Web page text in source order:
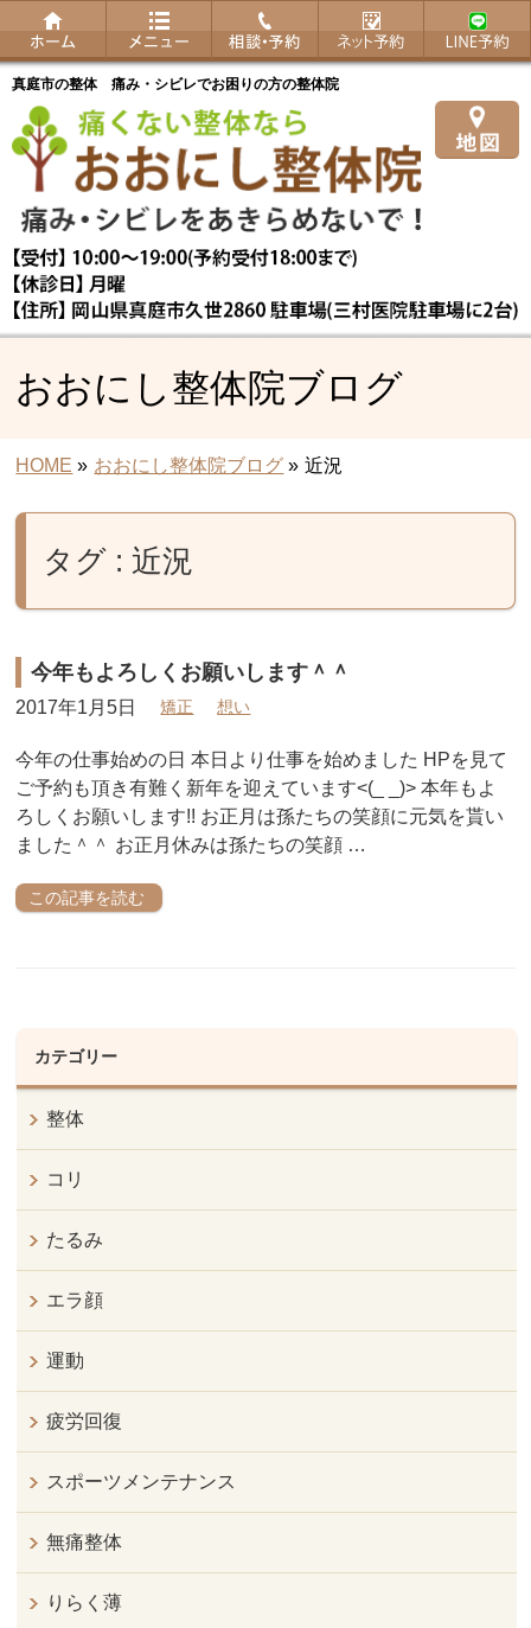
真庭市の整体 痛み・シビレでお困りの方の整体院
おおにし整体院ブログ
HOME » おおにし整体院ブログ » 近況
タグ : 近況
今年もよろしくお願いします＾＾
2017年1月5日 矯正 想い
今年の仕事始めの日 本日より仕事を始めました HPを見て
ご予約も頂き有難く新年を迎えています<(_ _)> 本年もよ
ろしくお願いします!! お正月は孫たちの笑顔に元気を貰い
ました＾＾ お正月休みは孫たちの笑顔 …
この記事を読む
カテゴリー
整体
コリ
たるみ
エラ顔
運動
疲労回復
スポーツメンテナンス
無痛整体
りらく薄